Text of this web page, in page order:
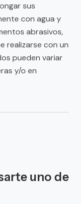
sus
con agua y
abrasivos,
realizarse con un
pueden variar
y/o en
uno de